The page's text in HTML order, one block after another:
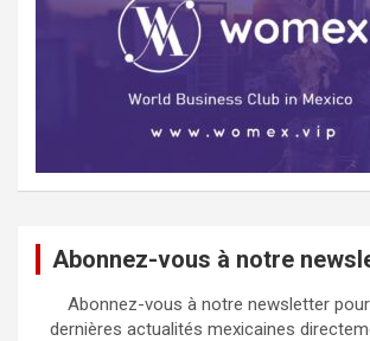
Abonnez-vous à notre
Abonnez-vous à notre newsletter
dernières actualités mexicaines